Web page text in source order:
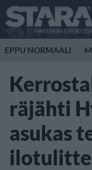
EPPU NORMAALI
räjähti
asukas